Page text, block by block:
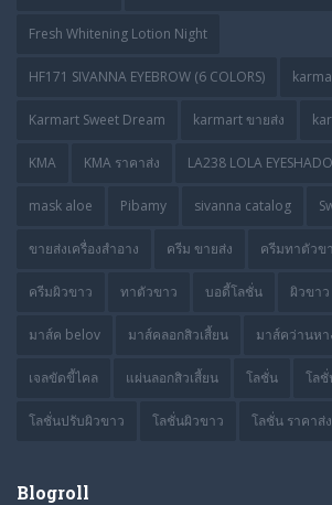
Fresh Whitening Lotion Night
HF171 SIVANNA EYEBROW (6 COLORS)
Karmart Sweet Dream karmart ขายส่ง
KMA KMA ราคาส่ง LA238 LOLA
mask aloe Pibamy sivanna catalog
ขายส่งเครื่องสำอาง ครีม ขายส่ง ครีมทาตัวข
ครีมผิวขาว ทาตัวขาว บอดี้โลชั่น ผิวขาว
มาส์ค belov มาส์คลอกสิวเสี้ยน มาส์คว่านหา
เจลขัดขี้ไคล แผ่นลอกสิวเสี้ยน โลชั่น โล
โลชั่นปรับผิวขาว โลชั่นผิวขาว โลชั่น ราคาส่ง
Blogroll